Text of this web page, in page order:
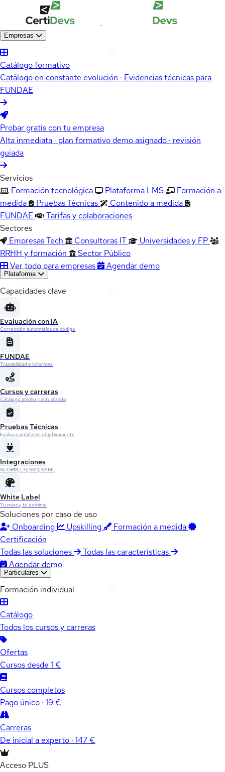
Empresas
Catálogo formativo
Catálogo en constante evolución · Evidencias técnicas para
FUNDAE
Probar gratis con tu empresa
Alta inmediata · plan formativo demo asignado · revisión
guiada
Servicios
Formación tecnológica
Plataforma LMS
Formación a
medida
Pruebas Técnicas
Contenido a medida
FUNDAE
Tarifas y colaboraciones
Sectores
Empresas Tech
Consultoras IT
Universidades y FP
RRHH y formación
Sector Público
Ver todo para empresas
Agendar demo
Plataforma
Capacidades clave
Evaluación con IA
Corrección automática de código
FUNDAE
Trazabilidad e informes
Cursos y carreras
Catálogo amplio y actualizado
Pruebas Técnicas
Evalúa candidatos objetivamente
Integraciones
SCORM, LTI, SSO, SAML
White Label
Tu marca, tu dominio
Soluciones por caso de uso
Onboarding
Upskilling
Formación a medida
Certificación
Todas las soluciones
Todas las características
Agendar demo
Particulares
Formación individual
Catálogo
Todos los cursos y carreras
Ofertas
Cursos desde 1 €
Cursos completos
Pago único · 19 €
Carreras
De inicial a experto · 147 €
Acceso PLUS